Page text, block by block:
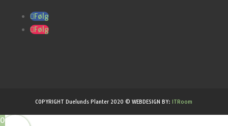
Følg
Følg
COPYRIGHT Duelunds Planter 2020 © WEBDESIGN BY: ITRoom
0